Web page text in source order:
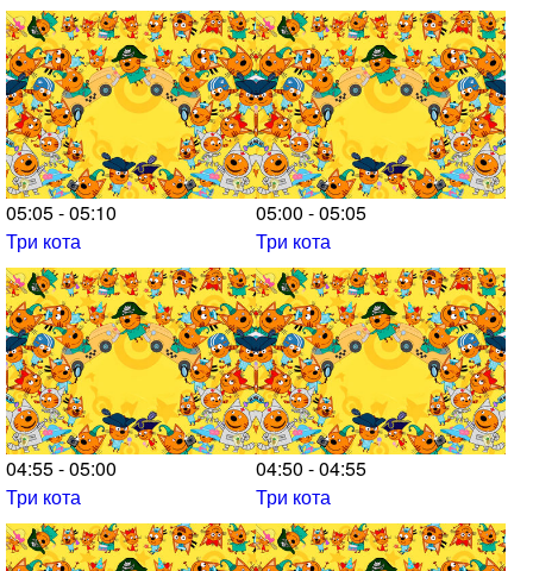
05:05 - 05:10
Три кота
05:00 - 05:05
Три кота
04:55 - 05:00
Три кота
04:50 - 04:55
Три кота